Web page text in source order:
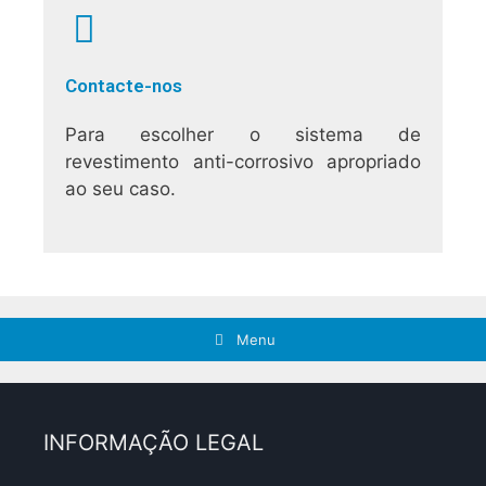
Contacte-nos
Para escolher o sistema de
revestimento anti-corrosivo apropriado
ao seu caso.
Menu
INFORMAÇÃO LEGAL